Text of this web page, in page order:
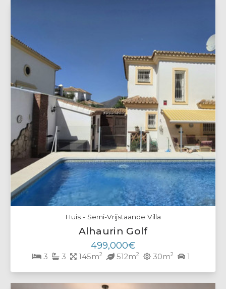
Huis - Semi-Vrijstaande Villa
Alhaurin Golf
499,000€
3 3 145m2 512m2 30m2 1